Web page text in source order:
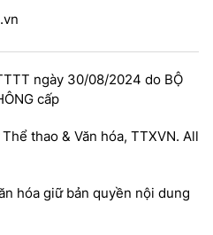
ngày 30/08/2024 do BỘ
cấp
thao & Văn hóa, TTXVN. All
hóa giữ bản quyền nội dung